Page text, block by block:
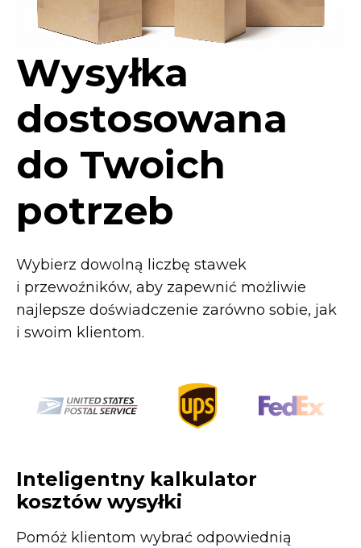
Wysyłka
dostosowana
do Twoich
potrzeb
Wybierz dowolną liczbę stawek
i przewoźników, aby zapewnić możliwie
najlepsze doświadczenie zarówno sobie, jak
i swoim klientom.
Inteligentny kalkulator
kosztów wysyłki
Pomóż klientom wybrać odpowiednią